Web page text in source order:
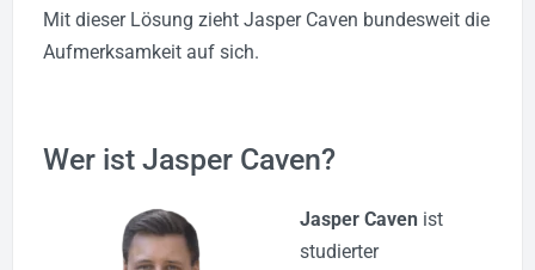
Mit dieser Lösung zieht Jasper Caven bundesweit die
Aufmerksamkeit auf sich.
Wer ist Jasper Caven?
Jasper Caven ist
studierter